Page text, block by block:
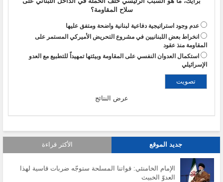
سلاح المقاومة؟
عدم وجود استراتيجية دفاعية لبنانية واضحة ومتفق عليها
انخراط بعض اللبنانيين في مشروع التحريض الأميركي المستمر على
المقاومة منذ عقود
استكمال العدوان النفسي على المقاومة وبيئتها تمهيداً للتطبيع مع العدو
الإسرائيلي
عرض النتائج
جديد الموقع الأكثر قراءة
الإمام الخامنئي: قواتنا المسلحة ستوجّه ضربات قاسية لهذا
العدوّ الخبيث